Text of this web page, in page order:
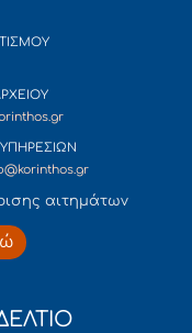
αιτημάτων